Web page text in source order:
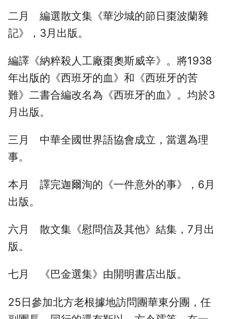
二月 編選散文集《華沙城的節日棗波蘭雜
記》，3月出版。
編譯《納粹殺人工廠棗奧斯威辛》。將1938
年出版的《西班牙的血》和《西班牙的苦
難》二書合編改名為《西班牙的血》。均於3
月出版。
三月 中華全國世界語協會成立，當選為理
事。
本月 譯完迦爾洵的《一件意外的事》，6月
出版。
六月 散文集《慰問信及其他》結集，7月出
版。
七月 《巴金選集》由開明書店出版。
25日參加北方老根據地訪問團華東分團，任